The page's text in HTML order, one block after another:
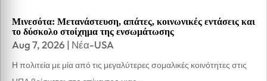
Μινεσότα: Μετανάστευση, απάτες, κοινωνικές εντάσεις και
το δύσκολο στοίχημα της ενσωμάτωσης
Aug 7, 2026 | Νέα-USA
Η πολιτεία με μία από τις μεγαλύτερες σομαλικές κοινότητες στις